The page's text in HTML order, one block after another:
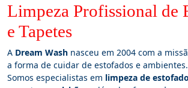
Limpeza Profissional de
e Tapetes
A Dream Wash nasceu em 2004 com a
a forma de cuidar de estofados e ambientes.
Somos especialistas em limpeza de